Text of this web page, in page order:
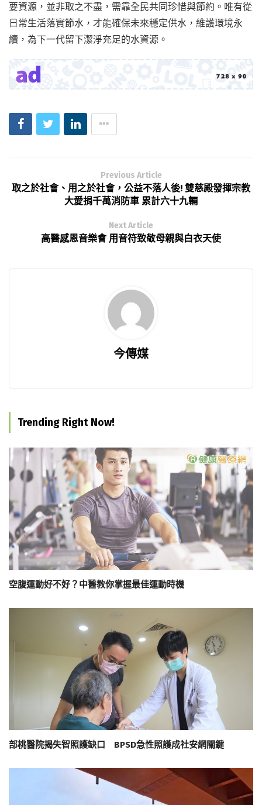
要資源，並非取之不盡，需靠全民共同珍惜與節約。唯有從
日常生活落實節水，才能確保未來穩定供水，維護環境永
續，為下一代留下潔淨充足的水資源。
Previous Article
取之於社會、用之於社會，公益不落人後! 雙慈殿發揮宗教
大愛捐千萬消防車 累計六十九輛
Next Article
高醫感恩音樂會 用音符致敬母親與白衣天使
今傳媒
Trending Right Now!
空腹運動好不好？中醫教你掌握最佳運動時機
部桃醫院揭失智照護缺口 BPSD急性照護成社安網關鍵